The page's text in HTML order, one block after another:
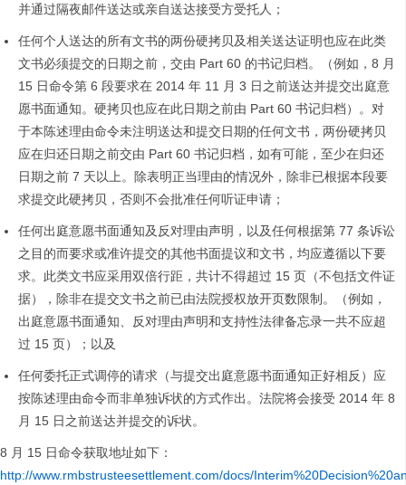
并通过隔夜邮件送达或亲自送达接受方受托人；
任何个人送达的所有文书的两份硬拷贝及相关送达证明也应在此类
文书必须提交的日期之前，交由 Part 60 的书记归档。（例如，8 月
15 日命令第 6 段要求在 2014 年 11 月 3 日之前送达并提交出庭意
愿书面通知。硬拷贝也应在此日期之前由 Part 60 书记归档）。对
于本陈述理由命令未注明送达和提交日期的任何文书，两份硬拷贝
应在归还日期之前交由 Part 60 书记归档，如有可能，至少在归还
日期之前 7 天以上。除表明正当理由的情况外，除非已根据本段要
求提交此硬拷贝，否则不会批准任何听证申请；
任何出庭意愿书面通知及反对理由声明，以及任何根据第 77 条诉讼
之目的而要求或准许提交的其他书面提议和文书，均应遵循以下要
求。此类文书应采用双倍行距，共计不得超过 15 页（不包括文件证
据），除非在提交文书之前已由法院授权放开页数限制。（例如，
出庭意愿书面通知、反对理由声明和支持性法律备忘录一共不应超
过 15 页）；以及
任何委托正式调停的请求（与提交出庭意愿书面通知正好相反）应
按陈述理由命令而非单独诉状的方式作出。法院将会接受 2014 年 8
月 15 日之前送达并提交的诉状。
8 月 15 日命令获取地址如下：
http://www.rmbstrusteesettlement.com/docs/